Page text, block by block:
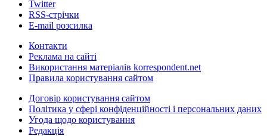
Twitter
RSS-стрічки
E-mail розсилка
Контакти
Реклама на сайті
Використання матеріалів korrespondent.net
Правила користування сайтом
Договір користування сайтом
Політика у сфері конфіденційності і персональних даних
Угода щодо користування
Редакція